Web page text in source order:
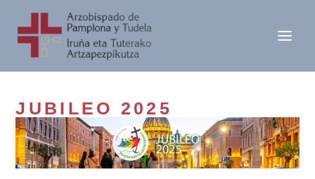
contenido
JUBILEO 2025